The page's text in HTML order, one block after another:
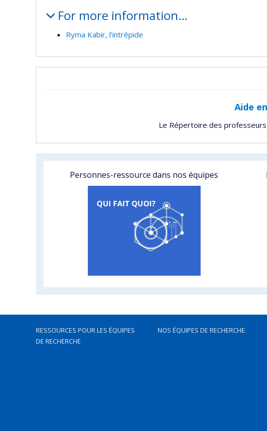
For more information…
Ryma Kabir, l’intrépide
Aide
Le Répertoire des
Personnes-ressource dans nos équipes
RESSOURCES POUR LES ÉQUIPES
DE RECHERCHE
NOS ÉQUIPES DE RECHERCHE